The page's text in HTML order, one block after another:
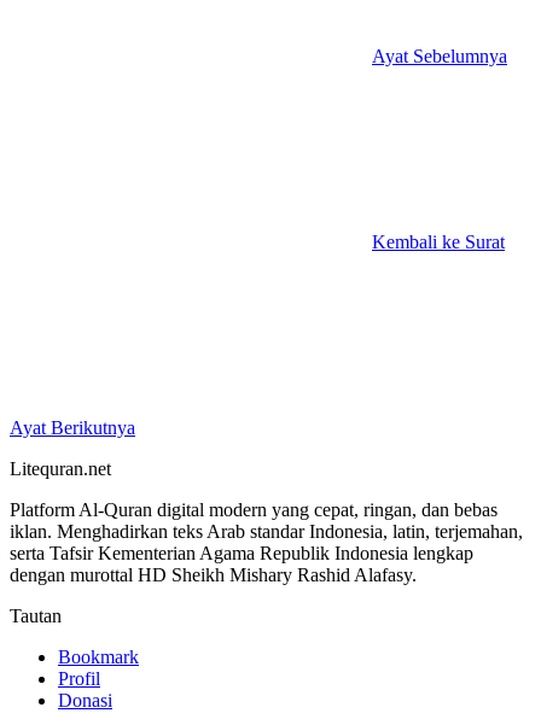
Ayat Sebelumnya
Kembali ke Surat
Ayat Berikutnya
Litequran.net
Platform Al-Quran digital modern yang cepat, ringan, dan bebas
iklan. Menghadirkan teks Arab standar Indonesia, latin, terjemahan,
serta Tafsir Kementerian Agama Republik Indonesia lengkap
dengan murottal HD Sheikh Mishary Rashid Alafasy.
Tautan
Bookmark
Profil
Donasi